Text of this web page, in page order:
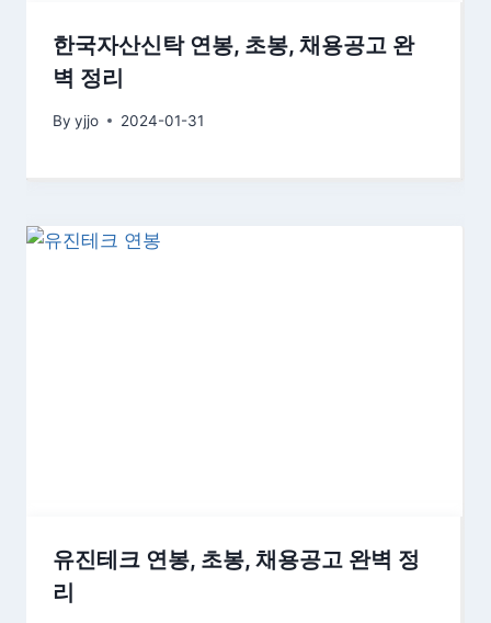
한국자산신탁 연봉, 초봉, 채용공고 완
벽 정리
By yjjo 2024-01-31
유진테크 연봉, 초봉, 채용공고 완벽 정
리